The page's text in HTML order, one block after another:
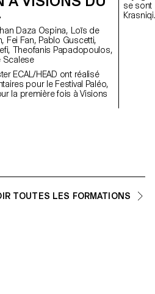
Fei Fan, Pablo Guscetti,
Theofanis Papadopoulos,
Scalese
ECAL/HEAD ont réalisé
pour le Festival Paléo,
la première fois à Visions
se sont
Krasniqi.
TOUTES LES FORMATIONS